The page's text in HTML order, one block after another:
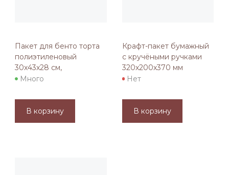
Пакет для бенто торта
полиэтиленовый
30х43х28 см,
Много
В корзину
Крафт-пакет бумажный
с кручёными ручками
320х200х370 мм
Нет
В корзину